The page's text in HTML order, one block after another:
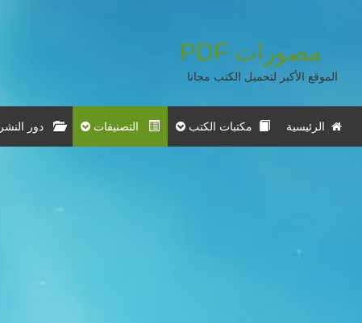
مصورات PDF
الموقع الأكبر لتحميل الكتب مجانا
الرئيسية مكتبات الكتب التصنيفات دور النشر